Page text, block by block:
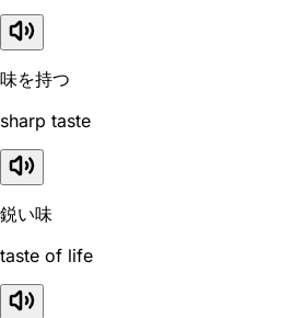
味を持つ
sharp taste
鋭い味
taste of life